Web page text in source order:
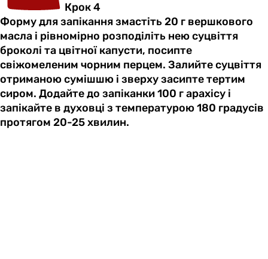
Крок 4
Форму для запікання змастіть 20 г вершкового
масла і рівномірно розподіліть нею суцвіття
броколі та цвітної капусти, посипте
свіжомеленим чорним перцем. Залийте суцвіття
отриманою сумішшю і зверху засипте тертим
сиром. Додайте до запіканки 100 г арахісу і
запікайте в духовці з температурою 180 градусів
протягом 20-25 хвилин.